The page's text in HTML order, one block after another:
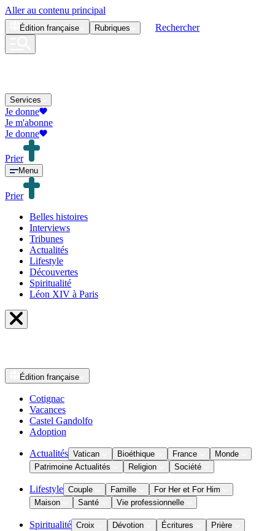
Aller au contenu principal
Édition française Rubriques Rechercher
Services
Je donne
Je m'abonne
Je donne
Prier
Menu
Prier
Belles histoires
Interviews
Tribunes
Actualités
Lifestyle
Découvertes
Spiritualité
Léon XIV à Paris
Édition française
Cotignac
Vacances
Castel Gandolfo
Adoption
Actualités Vatican Bioéthique France
Monde
Patrimoine Actualités
Religion Société
Lifestyle Couple Famille
For Her et For Him
Maison
Santé Vie professionnelle
Spiritualité Croix Dévotion Écritures
Prière